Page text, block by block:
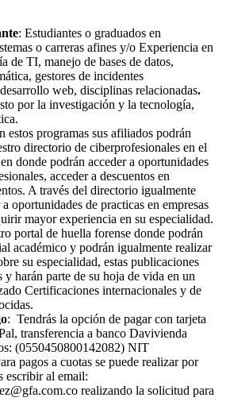
: Estudiantes o graduados en
o carreras afines y/o Experiencia en
de TI, manejo de bases de datos,
gestores de incidentes
web, disciplinas relacionadas.
por la investigación y la tecnología,
estos programas sus afiliados podrán
directorio de ciberprofesionales en el
donde podrán acceder a oportunidades
acceder a descuentos en
A través del directorio igualmente
oportunidades de practicas en empresas
mayor experiencia en su especialidad.
portal de huella forense donde podrán
académico y podrán igualmente realizar
su especialidad, estas publicaciones
y harán parte de su hoja de vida en un
Certificaciones internacionales y de
: Tendrás la opción de pagar con tarjeta
transferencia a banco Davivienda
(0550450800142082) NIT
pagos a cuotas se puede realizar por
escribir al email:
realizando la solicitud para